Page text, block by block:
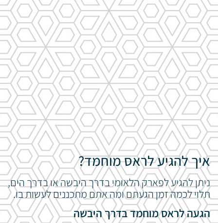
איך להגיע לראס מוחמד?
ניתן להגיע לפארק הלאומי בדרך היבשה או בדרך הים,
תלוי לכמה זמן הגעתם ומה אתם מתכננים לעשות בו.
הגעה לראס מוחמד בדרך היבשה